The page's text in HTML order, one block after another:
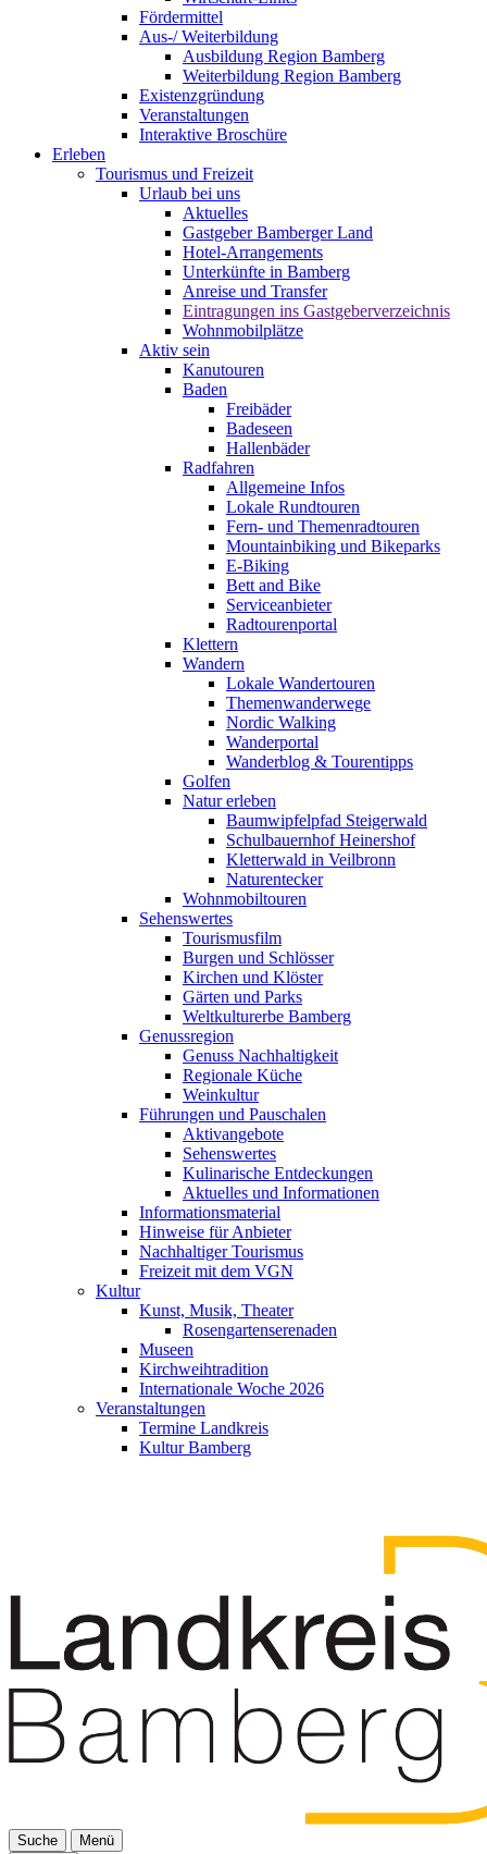
Fördermittel
Aus-/ Weiterbildung
Ausbildung Region Bamberg
Weiterbildung Region Bamberg
Existenzgründung
Veranstaltungen
Interaktive Broschüre
Erleben
Tourismus und Freizeit
Urlaub bei uns
Aktuelles
Gastgeber Bamberger Land
Hotel-Arrangements
Unterkünfte in Bamberg
Anreise und Transfer
Eintragungen ins Gastgeberverzeichnis
Wohnmobilplätze
Aktiv sein
Kanutouren
Baden
Freibäder
Badeseen
Hallenbäder
Radfahren
Allgemeine Infos
Lokale Rundtouren
Fern- und Themenradtouren
Mountainbiking und Bikeparks
E-Biking
Bett and Bike
Serviceanbieter
Radtourenportal
Klettern
Wandern
Lokale Wandertouren
Themenwanderwege
Nordic Walking
Wanderportal
Wanderblog & Tourentipps
Golfen
Natur erleben
Baumwipfelpfad Steigerwald
Schulbauernhof Heinershof
Kletterwald in Veilbronn
Naturentecker
Wohnmobiltouren
Sehenswertes
Tourismusfilm
Burgen und Schlösser
Kirchen und Klöster
Gärten und Parks
Weltkulturerbe Bamberg
Genussregion
Genuss Nachhaltigkeit
Regionale Küche
Weinkultur
Führungen und Pauschalen
Aktivangebote
Sehenswertes
Kulinarische Entdeckungen
Aktuelles und Informationen
Informationsmaterial
Hinweise für Anbieter
Nachhaltiger Tourismus
Freizeit mit dem VGN
Kultur
Kunst, Musik, Theater
Rosengartenserenaden
Museen
Kirchweihtradition
Internationale Woche 2026
Veranstaltungen
Termine Landkreis
Kultur Bamberg
Suche
Menü